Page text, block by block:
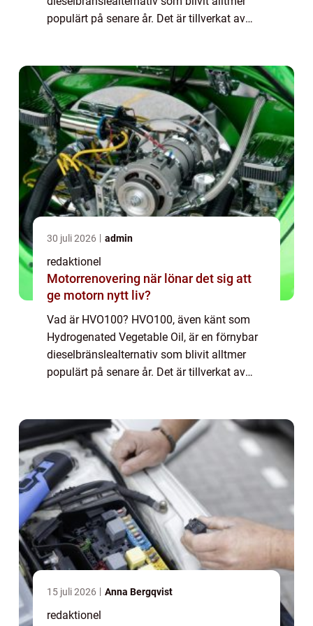
populärt på senare år. Det är tillverkat av
30 juli 2026 admin
redaktionel
Motorrenovering när lönar det sig att
ge motorn nytt liv?
Vad är HVO100? HVO100, även känt som
Hydrogenated Vegetable Oil, är en förnybar
dieselbränslealternativ som blivit alltmer
populärt på senare år. Det är tillverkat av
15 juli 2026 Anna Bergqvist
redaktionel